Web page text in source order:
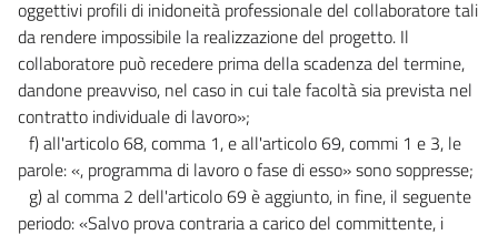
oggettivi profili di inidoneità professionale del collaboratore tali
da rendere impossibile la realizzazione del progetto. Il
collaboratore può recedere prima della scadenza del termine,
dandone preavviso, nel caso in cui tale facoltà sia prevista nel
contratto individuale di lavoro»;
f) all'articolo 68, comma 1, e all'articolo 69, commi 1 e 3, le
parole: «, programma di lavoro o fase di esso» sono soppresse;
g) al comma 2 dell'articolo 69 è aggiunto, in fine, il seguente
periodo: «Salvo prova contraria a carico del committente, i